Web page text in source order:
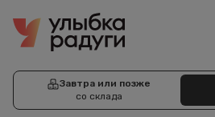
Завтра или позже
со склада